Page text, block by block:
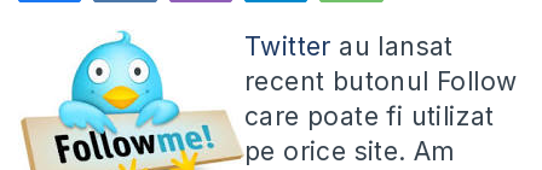
Twitter au lansat
recent butonul Follow
care poate fi utilizat
pe orice site. Am